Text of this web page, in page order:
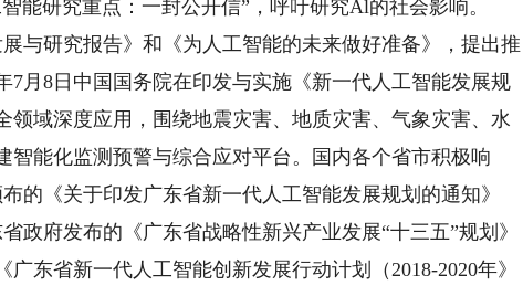
能研究重点：一封公开信”，呼吁研究Al的社会影响。
展与研究报告》和《为人工智能的未来做好准备》，提出推
7月8日中国国务院在印发与实施《新一代人工智能发展规
领域深度应用，围绕地震灾害、地质灾害、气象灾害、水
智能化监测预警与综合应对平台。国内各个省市积极响
的《关于印发广东省新一代人工智能发展规划的通知》
政府发布的《广东省战略性新兴产业发展“十三五”规划》
东省新一代人工智能创新发展行动计划（2018-2020年》